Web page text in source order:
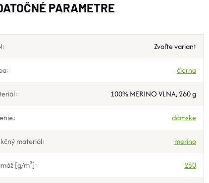
PARAMETRE
: Zvoľte variant
: čierna
: 100% MERINO VLNA, 260 g
: dámske
materiál: merino
[g/m²]: 260